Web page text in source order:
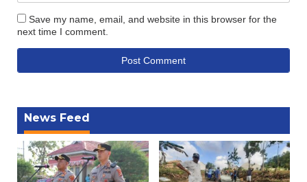
Save my name, email, and website in this browser for the
next time I comment.
News Feed